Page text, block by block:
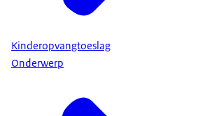
Kinderopvangtoeslag
Onderwerp